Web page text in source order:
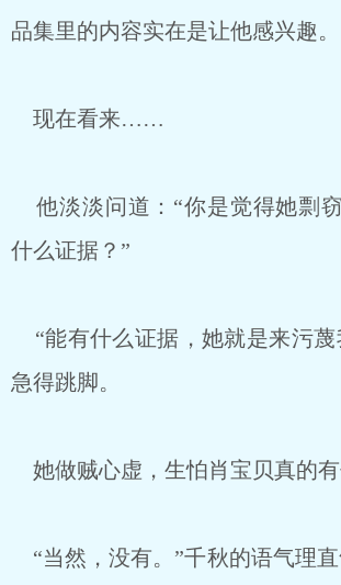
品集里的内容实在是让他感兴趣。
现在看来……
他淡淡问道：“你是觉得她剽
什么证据？”
“能有什么证据，她就是来污蔑
急得跳脚。
她做贼心虚，生怕肖宝贝真的有
“当然，没有。”千秋的语气理